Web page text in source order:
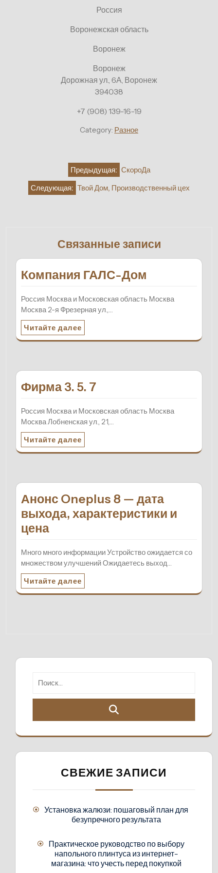
Россия
Воронежская область
Воронеж
Воронеж
Дорожная ул., 6А, Воронеж
394038
+7 (908) 139-16-19
Category: Разное
Навигация
записям
Предыдущая: СкороДа
Следующая: Твой Дом, Производственный цех
Связанные записи
Компания ГАЛС-Дом
Россия Москва и Московская область Москва
Москва 2-я Фрезерная ул.,…
Читайте далее
Фирма 3. 5. 7
Россия Москва и Московская область Москва
Москва Лобненская ул., 21,…
Читайте далее
Анонс Oneplus 8 — дата
выхода, характеристики и
цена
Много много информации Устройство ожидается со
множеством улучшений Ожидаетесь выход…
Читайте далее
СВЕЖИЕ ЗАПИСИ
Установка жалюзи: пошаговый план для
безупречного результата
Практическое руководство по выбору
напольного плинтуса из интернет-
магазина: что учесть перед покупкой